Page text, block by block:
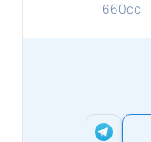
660cc